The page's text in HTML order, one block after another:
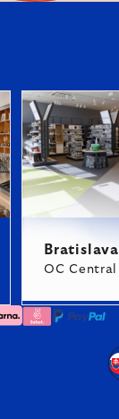
Bratislava
OC Central